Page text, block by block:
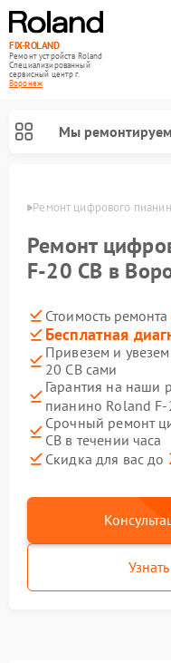
FIX-ROLAND
Ремонт устройств Roland
Специализированный
cервисный центр г.
Воронеж
Мы ремонтируем
Ремонт цифрового
Ремонт
F-20 CB в
Стоимость ремонта
Бесплатная
Привезем и
20 CB сами
Гарантия на наши
пианино Roland
Срочный ремонт
CB в течении часа
Скидка для вас до